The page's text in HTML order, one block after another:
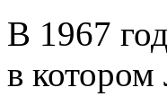
В 1967
в